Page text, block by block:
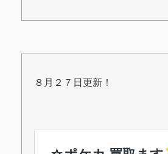
８月２７日更新！